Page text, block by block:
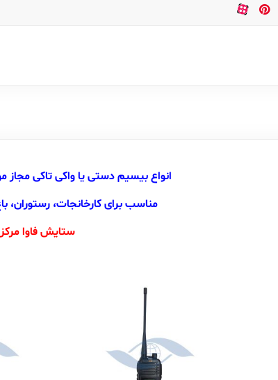
انواع بیسیم دستی یا واکی تاکی مجاز
مناسب برای کارخانجات، رستوران،
ستایش فاوا